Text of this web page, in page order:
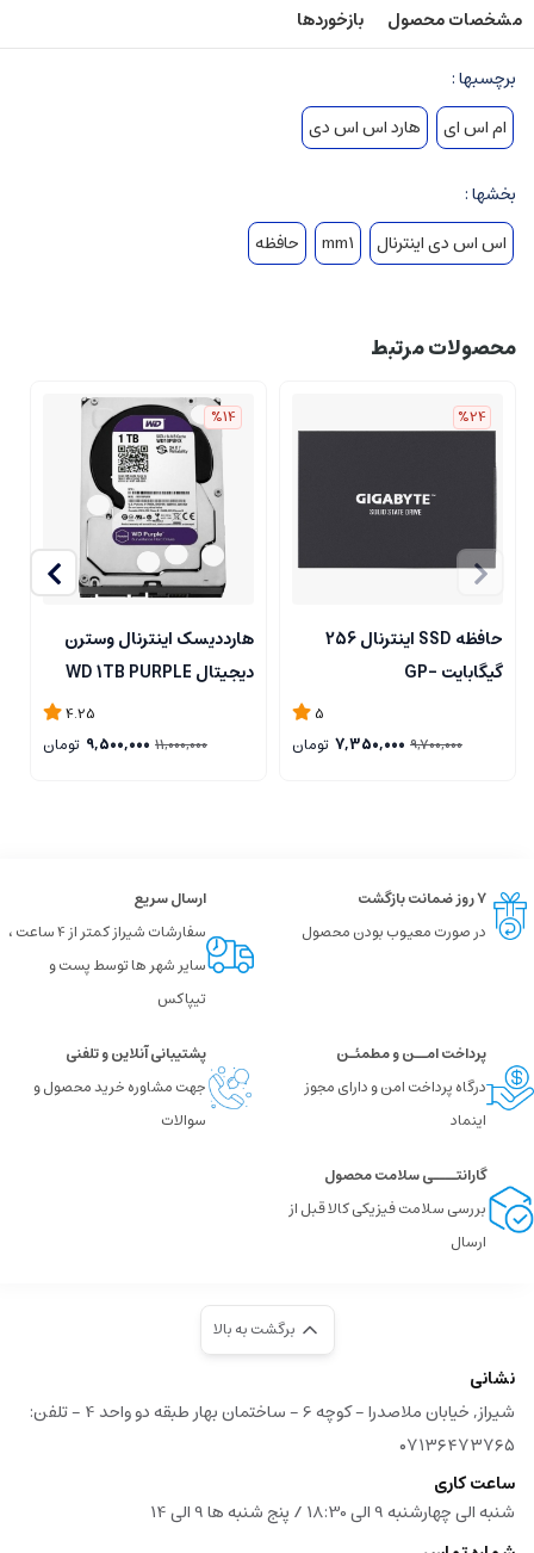
مشخصات محصول بازخوردها
برچسبها :
ام اس ای
هارد اس اس دی
بخشها :
اس اس دی اینترنال
mm1 حافظه
محصولات مرتبط
%24
حافظه SSD اینترنال 256
گیگابایت GP-
5
9,700,000
7,350,000 تومان
%14
هارددیسک اینترنال وسترن
دیجیتال WD 1TB PURPLE
4.25
11,000,000
9,500,000 تومان
۷ روز ضمانت بازگشت
در صورت معیوب بودن محصول
ارسال سریع
سفارشات شیراز کمتر از 4 ساعت ،
سایر شهر ها توسط پست و
تیپاکس
پرداخت امــن و مطمئـن
درگاه پرداخت امن و دارای مجوز
اینماد
پشتیبانی آنلاین و تلفنی
جهت مشاوره خرید محصول و
سوالات
گارانتــــی سلامت محصول
بررسی سلامت فیزیکی کالا قبل از
ارسال
برگشت به بالا
نشانی
شیراز, خیابان ملاصدرا - کوچه 6 - ساختمان بهار طبقه دو واحد 4 - تلفن:
۰۷۱۳۶۴۷۳۷۶۵
ساعت کاری
شنبه الی چهارشنبه 9 الی 18:30 / پنج شنبه ها 9 الی 14